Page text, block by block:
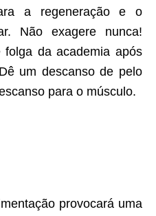
a regeneração e o
Não exagere nunca!
da academia após
um descanso de pelo
para o músculo.
provocará uma